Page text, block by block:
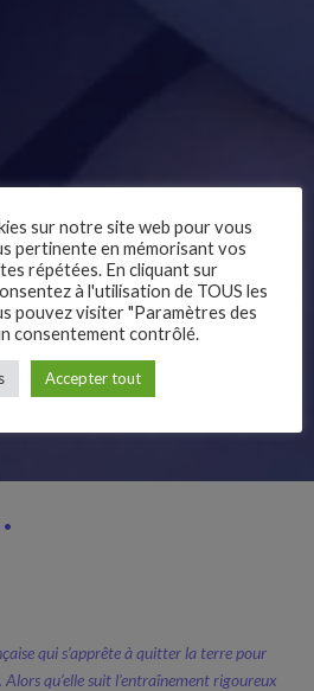
Follow Us
qui s’apprête à quitter la terre pour
qu’elle suit l’entraînement rigoureux
sur notre site web pour vous
pertinente en mémorisant vos
répétées. En cliquant sur
à l'utilisation de TOUS les
pouvez visiter "Paramètres des
consentement contrôlé.
Accepter tout